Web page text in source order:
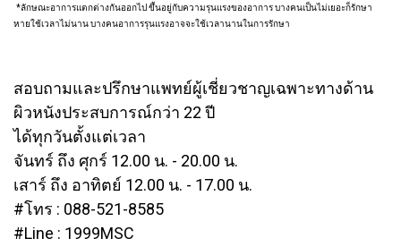
*ลักษณะอาการแตกต่างกันออกไป ขึ้นอยู่กับความรุนแรงของอาการ บางคนเป็นไม่เยอะก็รักษา
หายใช้เวลาไม่นาน บางคนอาการรุนแรงอาจจะใช้เวลานานในการรักษา
สอบถามและปรึกษาแพทย์ผู้เชี่ยวชาญเฉพาะทางด้าน
ผิวหนังประสบการณ์กว่า 22 ปี
ได้ทุกวันตั้งแต่เวลา
จันทร์ ถึง ศุกร์ 12.00 น. - 20.00 น.
เสาร์ ถึง อาทิตย์ 12.00 น. - 17.00 น.
#โทร : 088-521-8585
#Line : 1999MSC